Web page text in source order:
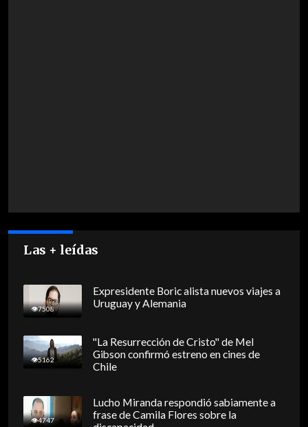
Las + leídas
7508
Expresidente Boric alista nuevos viajes a
Uruguay y Alemania
5162
"La Resurrección de Cristo" de Mel
Gibson confirmó estreno en cines de
Chile
4747
Lucho Miranda respondió sabiamente a
frase de Camila Flores sobre la